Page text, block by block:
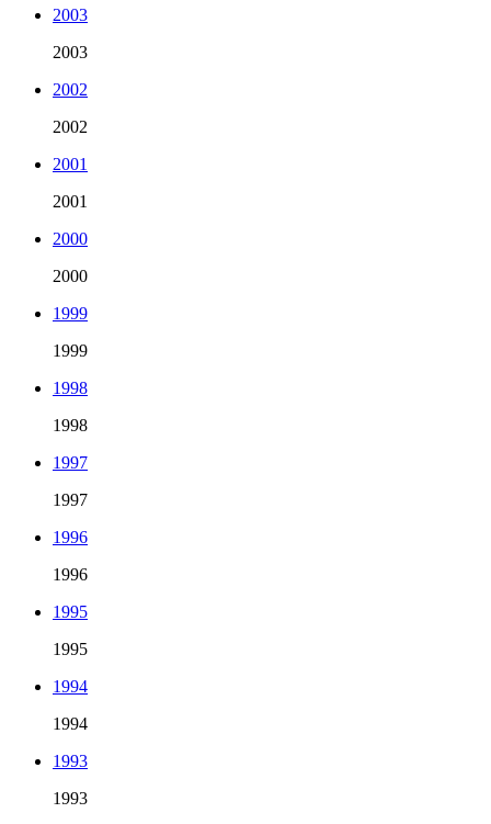
2003
2003
2002
2002
2001
2001
2000
2000
1999
1999
1998
1998
1997
1997
1996
1996
1995
1995
1994
1994
1993
1993